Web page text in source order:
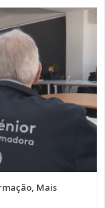
Mais